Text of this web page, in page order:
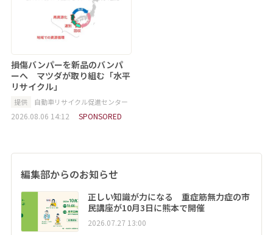
損傷バンパーを新品のバンパ
ーへ マツダが取り組む「水平
リサイクル」
提供 自動車リサイクル促進センター
2026.08.06 14:12 SPONSORED
編集部からのお知らせ
正しい知識が力になる 重症筋無力症の市
民講座が10月3日に熊本で開催
2026.07.27 13:00